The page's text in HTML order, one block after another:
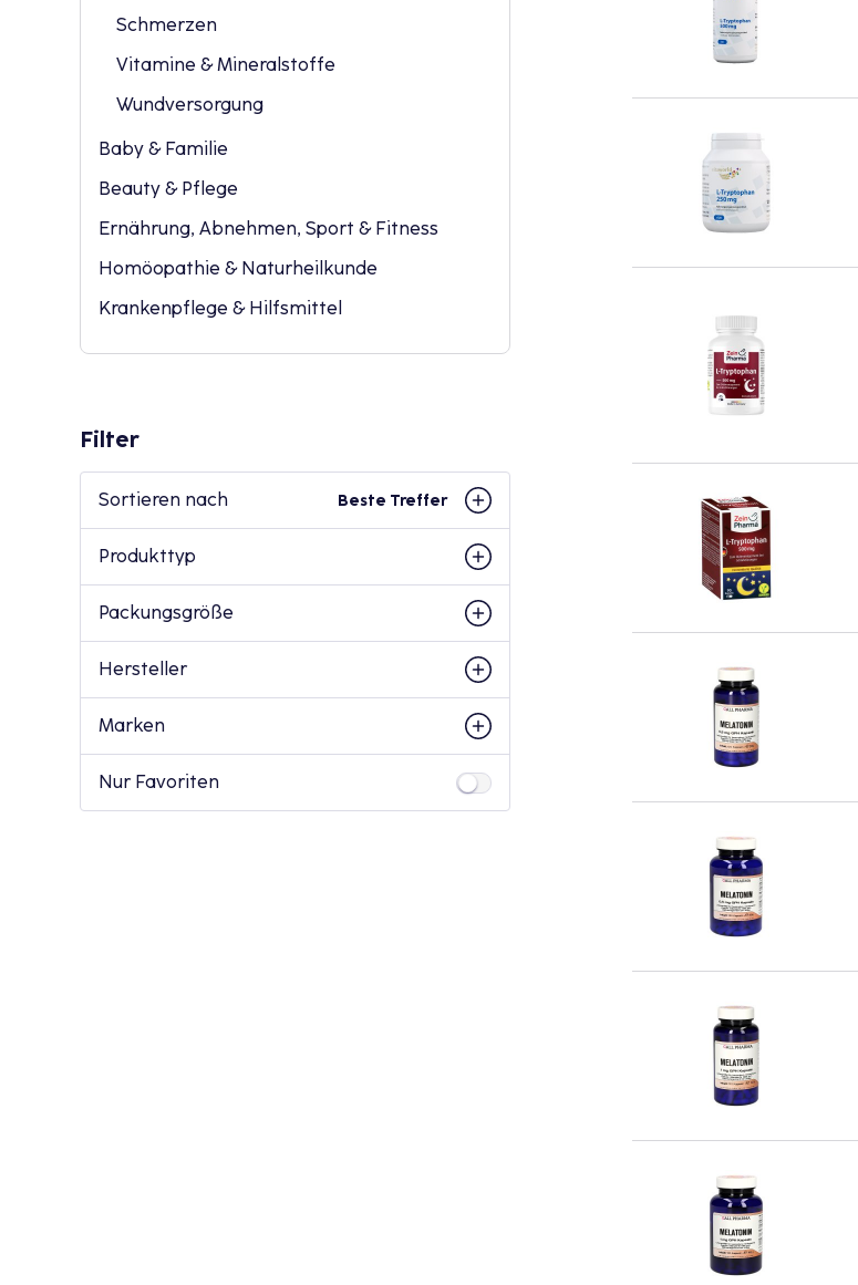
Schmerzen
Vitamine & Mineralstoffe
Wundversorgung
Baby & Familie
Beauty & Pflege
Ernährung, Abnehmen, Sport & Fitness
Homöopathie & Naturheilkunde
Krankenpflege & Hilfsmittel
Filter
Sortieren nach Beste Treffer
Produkttyp
Packungsgröße
Hersteller
Marken
Nur Favoriten